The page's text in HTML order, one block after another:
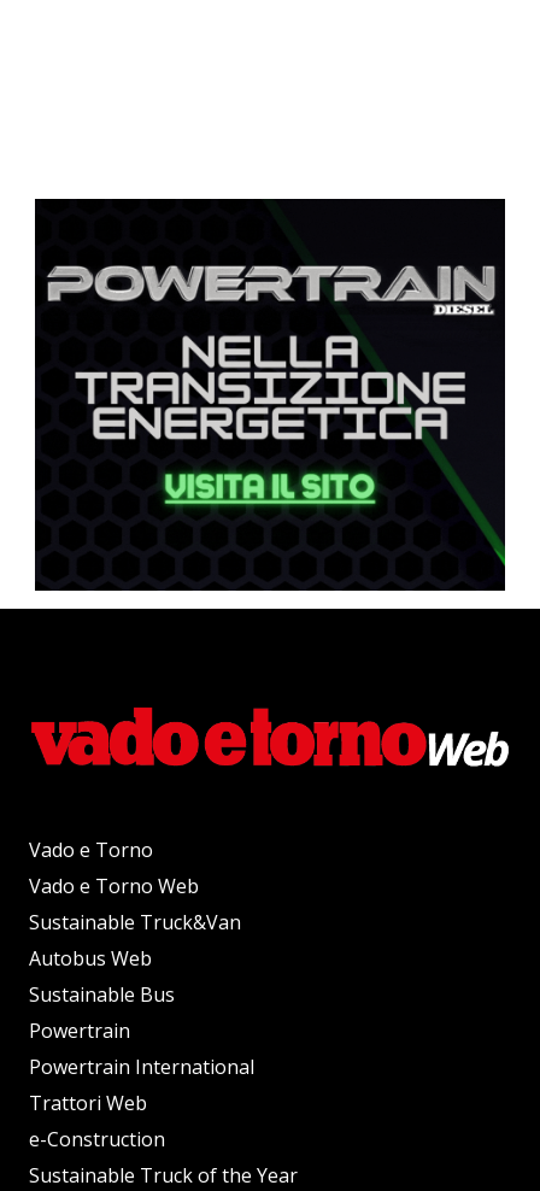
Vado e Torno
Vado e Torno Web
Sustainable Truck&Van
Autobus Web
Sustainable Bus
Powertrain
Powertrain International
Trattori Web
e-Construction
Sustainable Truck of the Year